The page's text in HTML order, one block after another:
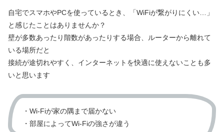
自宅でスマホやPCを使っているとき、「WiFiが繋がりにくい…」
と感じたことはありませんか？
壁が多数あったり階数があったりする場合、ルーターから離れて
いる場所だと
接続が途切れやすく、インターネットを快適に使えないことも多
いと思います
・Wi-Fiが家の隅まで届かない
・部屋によってWi-Fiの強さが違う